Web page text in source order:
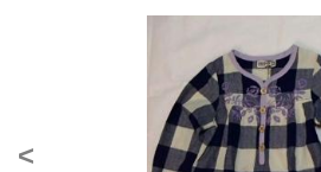
<